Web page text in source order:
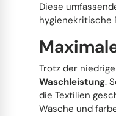
Diese
hygienekritische
Trotz der
Waschleistung.
die Textilien
Wäsche und